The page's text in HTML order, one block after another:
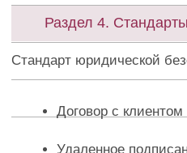
Настройка календаря
отчетности
Стандарт взаимоотношений с клиентом
График работы
Обратная связь